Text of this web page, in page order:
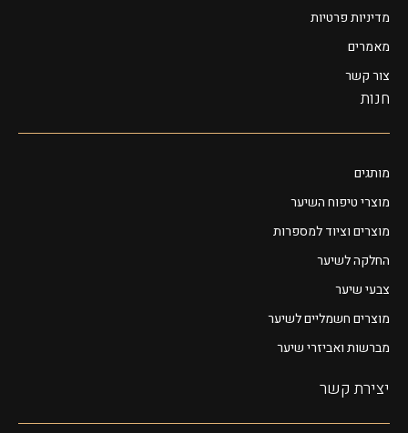
מדיניות פרטיות
מאמרים
צור קשר
חנות
מותגים
מוצרי טיפוח השיער
מוצרים וציוד למספרות
החלקה לשיער
צבעי שיער
מוצרים חשמליים לשיער
מברשות ואביזרי שיער
יצירת קשר